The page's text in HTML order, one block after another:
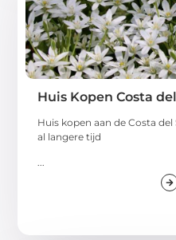
Huis Kopen Costa
Huis kopen aan de Costa
al langere tijd